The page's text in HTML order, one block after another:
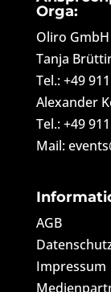
Orga:
Oliro GmbH
Tanja
Tel.: +49
Alexander
Tel.: +49
Mail:
AGB
Impressum